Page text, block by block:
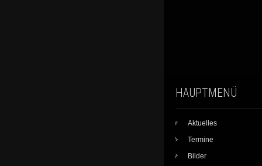
HAUPTMENÜ
Aktuelles
Termine
Bilder